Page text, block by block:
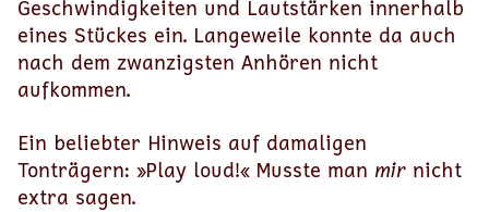
Geschwindigkeiten und Lautstärken innerhalb
eines Stückes ein. Langeweile konnte da auch
nach dem zwanzigsten Anhören nicht
aufkommen.
Ein beliebter Hinweis auf damaligen
Tonträgern: »Play loud!« Musste man mir nicht
extra sagen.